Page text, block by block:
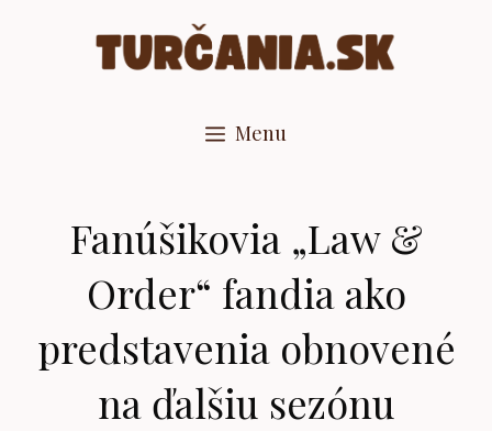
Menu
Fanúšikovia „Law &
Order“ fandia ako
predstavenia obnovené
na ďalšiu sezónu